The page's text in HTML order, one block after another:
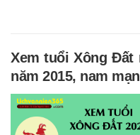
Xem tuổi Xông Đất
năm 2015, nam